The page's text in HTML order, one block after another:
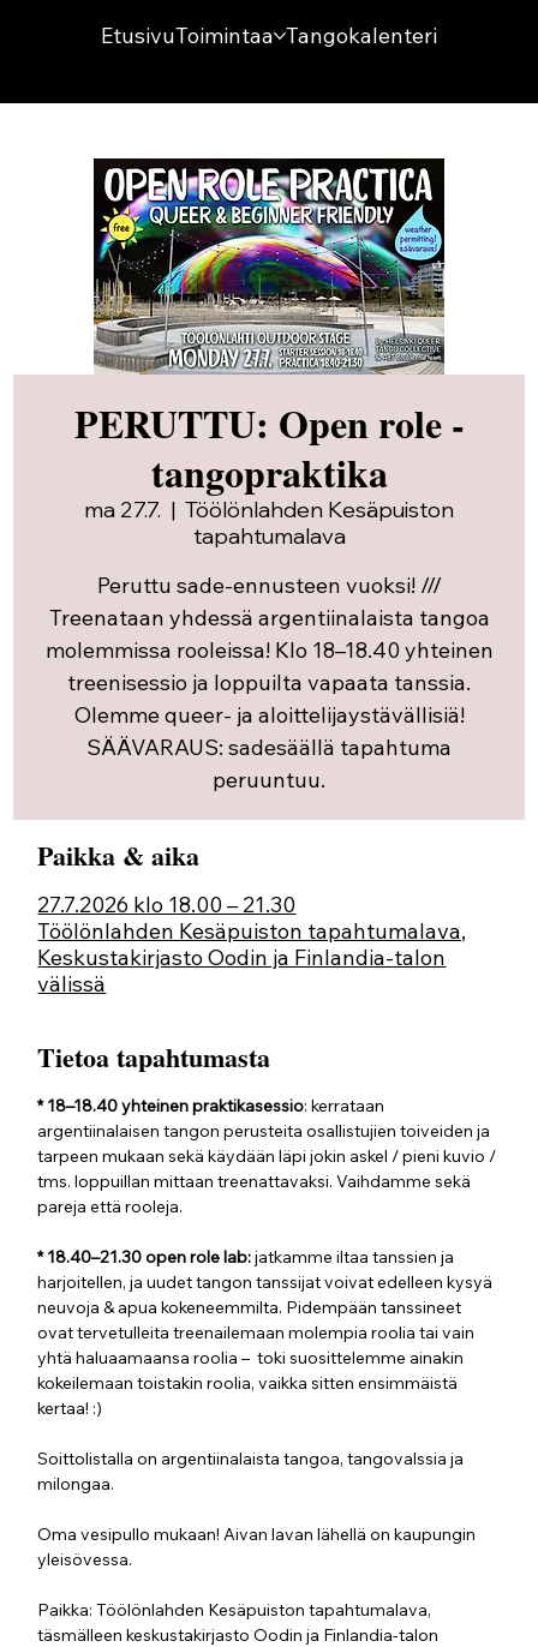
EtusivuToimintaa Tangokalenteri
PERUTTU: Open role -
tangopraktika
ma 27.7.
  |
Töölönlahden Kesäpuiston
tapahtumalava
Peruttu sade-ennusteen vuoksi! ///
Treenataan yhdessä argentiinalaista tangoa
molemmissa rooleissa! Klo 18–18.40 yhteinen
treenisessio ja loppuilta vapaata tanssia.
Olemme queer- ja aloittelijaystävällisiä!
SÄÄVARAUS: sadesäällä tapahtuma
peruuntuu.
Paikka & aika
27.7.2026 klo 18.00 – 21.30
Töölönlahden Kesäpuiston tapahtumalava,
Keskustakirjasto Oodin ja Finlandia-talon
välissä
Tietoa tapahtumasta
* 18–18.40 yhteinen praktikasessio: kerrataan
argentiinalaisen tangon perusteita osallistujien toiveiden ja
tarpeen mukaan sekä käydään läpi jokin askel / pieni kuvio /
tms. loppuillan mittaan treenattavaksi. Vaihdamme sekä
pareja että rooleja.
* 18.40–21.30 open role lab: jatkamme iltaa tanssien ja
harjoitellen, ja uudet tangon tanssijat voivat edelleen kysyä
neuvoja & apua kokeneemmilta. Pidempään tanssineet
ovat tervetulleita treenailemaan molempia roolia tai vain
yhtä haluaamaansa roolia –  toki suosittelemme ainakin
kokeilemaan toistakin roolia, vaikka sitten ensimmäistä
kertaa! :)
Soittolistalla on argentiinalaista tangoa, tangovalssia ja
milongaa.
Oma vesipullo mukaan! Aivan lavan lähellä on kaupungin
yleisövessa.
Paikka: Töölönlahden Kesäpuiston tapahtumalava,
täsmälleen keskustakirjasto Oodin ja Finlandia-talon